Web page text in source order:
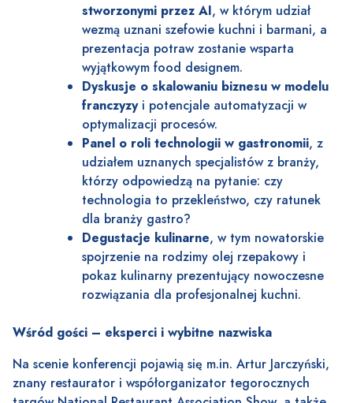
stworzonymi przez AI, w którym udział
wezmą uznani szefowie kuchni i barmani, a
prezentacja potraw zostanie wsparta
wyjątkowym food designem.
Dyskusje o skalowaniu biznesu w modelu
franczyzyi potencjale automatyzacji w
optymalizacji procesów.
Panel o roli technologii w gastronomii, z
udziałem uznanych specjalistów z branży,
którzy odpowiedzą na pytanie: czy
technologia to przekleństwo, czy ratunek
dla branży gastro?
Degustacje kulinarne, w tym nowatorskie
spojrzenie na rodzimy olej rzepakowy i
pokaz kulinarny prezentujący nowoczesne
rozwiązania dla profesjonalnej kuchni.
Wśród gości – eksperci i wybitne nazwiska
Na scenie konferencji pojawią się m.in. Artur Jarczyński,
znany restaurator i współorganizator tegorocznych